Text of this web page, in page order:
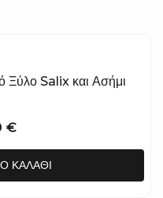
Ξύλο Salix και Ασήμι
€
ΚΑΛΆΘΙ